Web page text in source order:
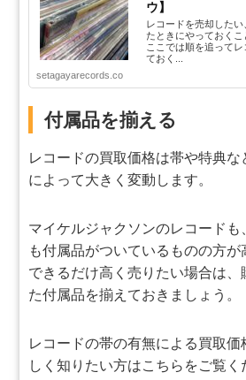
ウ】
レコードを売却した
たときにやっておくこ
ここでは順を追って
ておく...
setagayarecords.co
付属品を揃える
レコードの買取価格は帯や特典
によって大きく変動します。
マイケルジャクソンのレコードも
も付属品がついているものの方が
できるだけ高く売りたい場合は、
た付属品を揃えておきましょう。
レコードの帯の有無による買取
しく知りたい方はこちらをご覧く